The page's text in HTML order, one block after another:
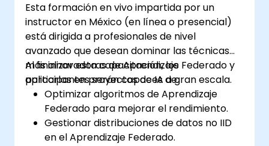
Esta formación en vivo impartida por un
instructor en México (en línea o presencial)
está dirigida a profesionales de nivel
avanzado que desean dominar las técnicas
más innovadoras de Aprendizaje Federado y
aplicarlas en proyectos de IA a gran escala.
Al finalizar esta capacitación, los
participantes serán capaces de:
Optimizar algoritmos de Aprendizaje
Federado para mejorar el rendimiento.
Gestionar distribuciones de datos no IID
en el Aprendizaje Federado.